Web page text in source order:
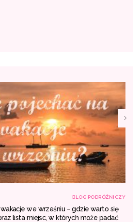
BLOG PODRÓŻNICZY
we wrześniu – gdzie warto się
lista miejsc, w których może padać